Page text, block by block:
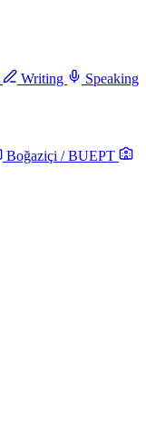
Writing Speaking
Boğaziçi / BUEPT